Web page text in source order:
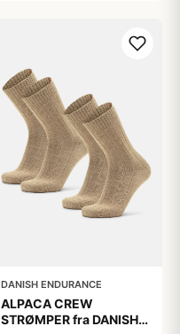
DANISH ENDURANCE
ALPACA CREW
STRØMPER fra DANISH